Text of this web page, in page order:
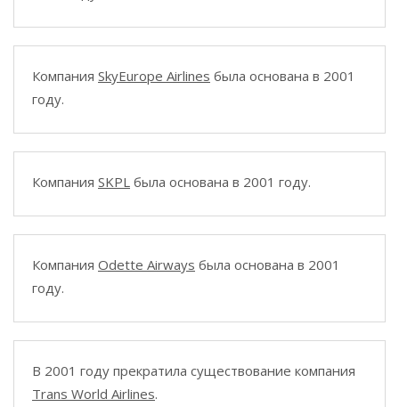
Компания SkyEurope Airlines была основана в 2001
году.
Компания SKPL была основана в 2001 году.
Компания Odette Airways была основана в 2001
году.
В 2001 году прекратила существование компания
Trans World Airlines.